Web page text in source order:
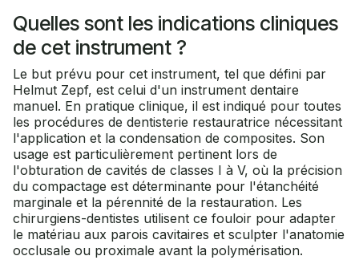
Quelles sont les indications cliniques
de cet instrument ?
Le but prévu pour cet instrument, tel que défini par
Helmut Zepf, est celui d'un instrument dentaire
manuel. En pratique clinique, il est indiqué pour toutes
les procédures de dentisterie restauratrice nécessitant
l'application et la condensation de composites. Son
usage est particulièrement pertinent lors de
l'obturation de cavités de classes I à V, où la précision
du compactage est déterminante pour l'étanchéité
marginale et la pérennité de la restauration. Les
chirurgiens-dentistes utilisent ce fouloir pour adapter
le matériau aux parois cavitaires et sculpter l'anatomie
occlusale ou proximale avant la polymérisation.